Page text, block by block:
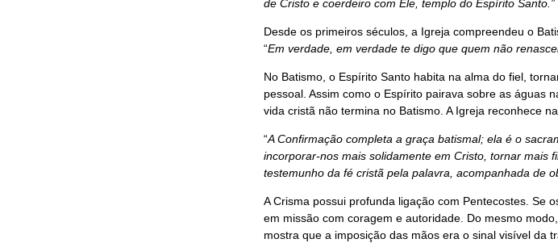
de Cristo e coerdeiro com Ele, templo do Espírito
Desde os primeiros séculos, a Igreja compreendeu o
“Em verdade, em verdade te digo que quem não
No Batismo, o Espírito Santo habita na alma do fiel,
pessoal. Assim como o Espírito pairava sobre as águas
vida cristã não termina no Batismo. A Igreja reconhece
“A Confirmação completa a graça batismal; ela é o
incorporar-nos mais solidamente em Cristo, tornar mais
testemunho da fé cristã pela palavra, acompanhada de
A Crisma possui profunda ligação com Pentecostes. Se
em missão com coragem e autoridade. Do mesmo
mostra que a imposição das mãos era o sinal visível da